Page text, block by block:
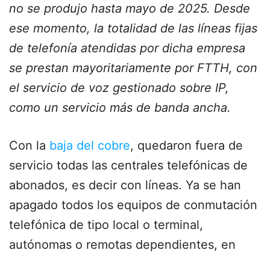
no se produjo hasta mayo de 2025. Desde
ese momento, la totalidad de las líneas fijas
de telefonía atendidas por dicha empresa
se prestan mayoritariamente por FTTH, con
el servicio de voz gestionado sobre IP,
como un servicio más de banda ancha.
Con la baja del cobre, quedaron fuera de
servicio todas las centrales telefónicas de
abonados, es decir con líneas. Ya se han
apagado todos los equipos de conmutación
telefónica de tipo local o terminal,
autónomas o remotas dependientes, en